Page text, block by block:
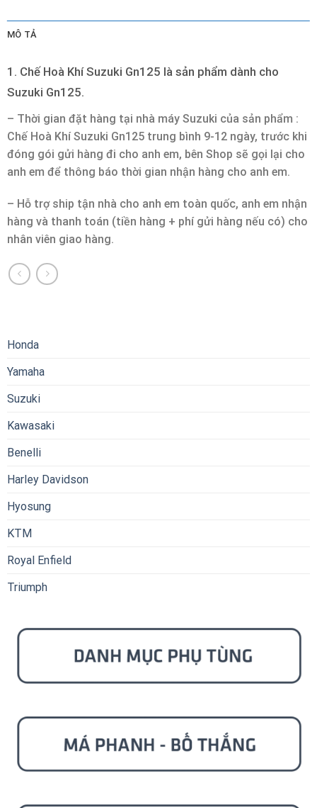
MÔ TẢ
1. Chế Hoà Khí Suzuki Gn125 là sản phẩm dành cho
Suzuki Gn125.
– Thời gian đặt hàng tại nhà máy Suzuki của sản phẩm :
Chế Hoà Khí Suzuki Gn125 trung bình 9-12 ngày, trước khi
đóng gói gửi hàng đi cho anh em, bên Shop sẽ gọi lại cho
anh em để thông báo thời gian nhận hàng cho anh em.
– Hỗ trợ ship tận nhà cho anh em toàn quốc, anh em nhận
hàng và thanh toán (tiền hàng + phí gửi hàng nếu có) cho
nhân viên giao hàng.
Honda
Yamaha
Suzuki
Kawasaki
Benelli
Harley Davidson
Hyosung
KTM
Royal Enfield
Triumph